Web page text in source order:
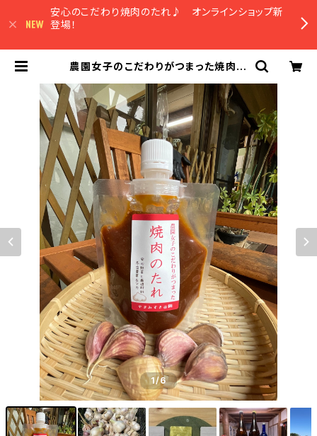
安心のこだわり焼肉のたれ♪ オンラインショップ新
登場！
農園女子のこだわりがつまった焼肉の
虫夏草、マカもブレンドしたパワフル
調味料 | 農園マルシェやまみずき オ
ンラインショップ
1/6